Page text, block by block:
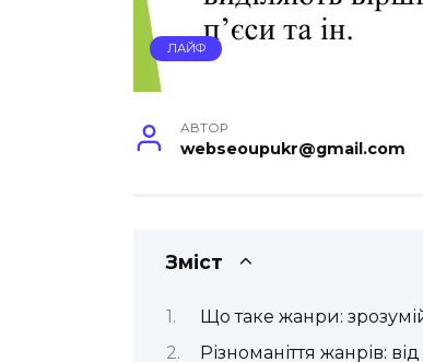
ЛАЙФ
АВТОР
webseoupukr@gmail.com
Зміст
Що таке жанри:
Різноманіття жанрів: